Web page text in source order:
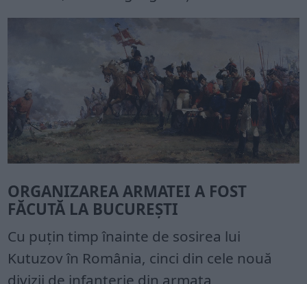
ORGANIZAREA ARMATEI A FOST
FĂCUTĂ LA BUCUREȘTI
Cu puțin timp înainte de sosirea lui
Kutuzov în România, cinci din cele nouă
divizii de infanterie din armata